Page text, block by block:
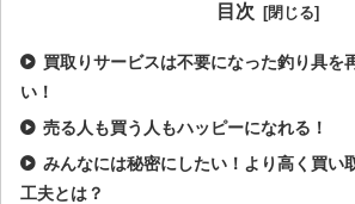
目次
買取りサービスは不要になった釣り具を
い！
売る人も買う人もハッピーになれる！
みんなには秘密にしたい！より高く買い
工夫とは？